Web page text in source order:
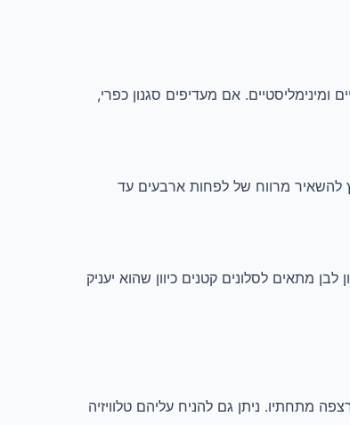
ומינימליסטיים. אם מעדיפים סגנון כפרי,
להשאיר מרווח של לפחות ארבעים עד
מתאים לסלונים קטנים כיוון שהוא יעניק
מתחתיו. ניתן גם להניח עליהם טלוויזיה